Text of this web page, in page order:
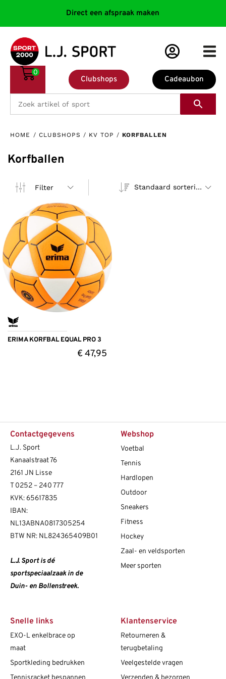
Direct een afspraak maken
Cadeaubon
Clubshops
0
HOME / CLUBSHOPS / KV TOP / KORFBALLEN
Korfballen
Filter Standaard sortering
ERIMA KORFBAL EQUAL PRO 3
€47,95
Contactgegevens
L.J. Sport
Kanaalstraat 76
2161 JN Lisse
T0252 – 240 777
KVK: 65617835
IBAN:
NL13ABNA0817305254
BTW NR: NL824365409B01
L.J. Sport is dé
sportspeciaalzaak in de
Duin- en Bollenstreek.
Webshop
Voetbal
Tennis
Hardlopen
Outdoor
Sneakers
Fitness
Hockey
Zaal- en veldsporten
Meer sporten
Snelle links
EXO-L enkelbrace op
maat
Sportkleding bedrukken
Klantenservice
Retourneren &
terugbetaling
Veelgestelde vragen